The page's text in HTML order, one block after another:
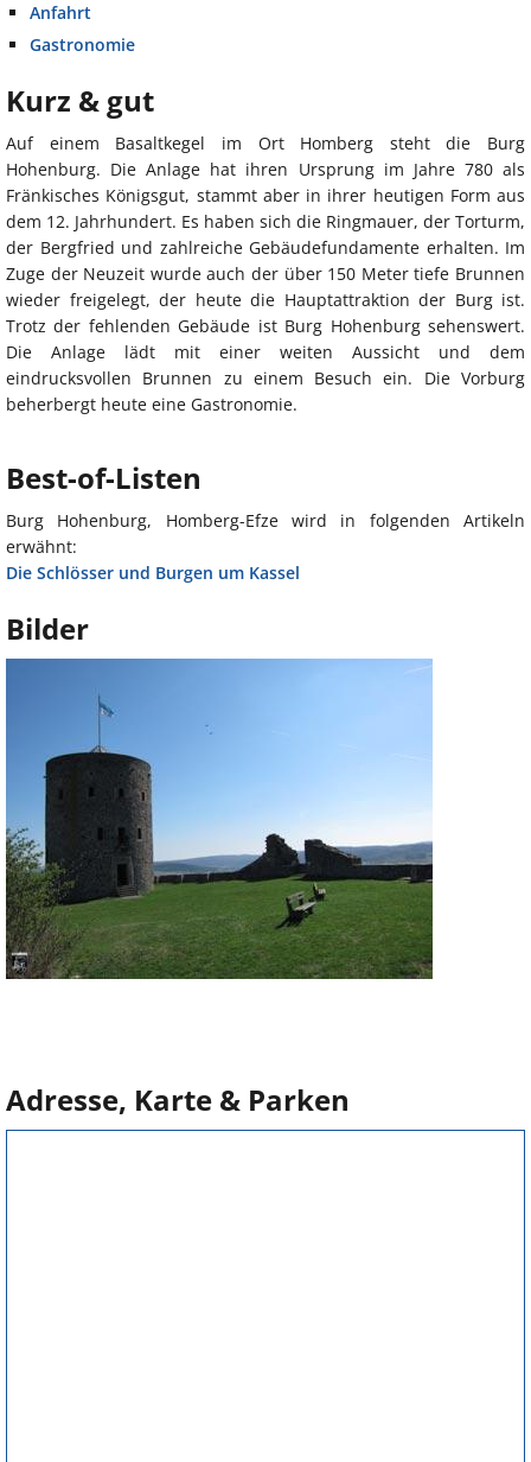
Anfahrt
Gastronomie
Kurz & gut
Auf einem Basaltkegel im Ort Homberg steht die Burg
Hohenburg. Die Anlage hat ihren Ursprung im Jahre 780 als
Fränkisches Königsgut, stammt aber in ihrer heutigen Form aus
dem 12. Jahrhundert. Es haben sich die Ringmauer, der Torturm,
der Bergfried und zahlreiche Gebäudefundamente erhalten. Im
Zuge der Neuzeit wurde auch der über 150 Meter tiefe Brunnen
wieder freigelegt, der heute die Hauptattraktion der Burg ist.
Trotz der fehlenden Gebäude ist Burg Hohenburg sehenswert.
Die Anlage lädt mit einer weiten Aussicht und dem
eindrucksvollen Brunnen zu einem Besuch ein. Die Vorburg
beherbergt heute eine Gastronomie.
Best-of-Listen
Burg Hohenburg, Homberg-Efze wird in folgenden Artikeln
erwähnt:
Die Schlösser und Burgen um Kassel
Bilder
Adresse, Karte & Parken